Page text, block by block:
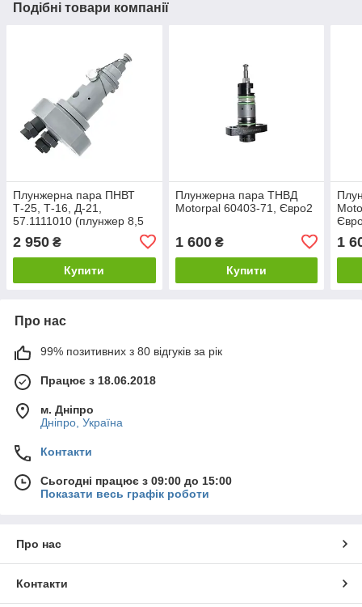
Подібні товари компанії
Плунжерна пара ПНВТ
Т-25, Т-16, Д-21,
57.1111010 (плунжер 8,5
2 950 ₴
Купити
Плунжерна пара ТНВД
Motorpal 60403-71, Євро2
1 600₴
Купити
1
Про нас
99% позитивних з 80 відгуків за рік
Працює з 18.06.2018
м. Дніпро
Дніпро, Україна
Контакти
Сьогодні працює з 09:00 до 15:00
Показати весь графік роботи
Про нас
Контакти